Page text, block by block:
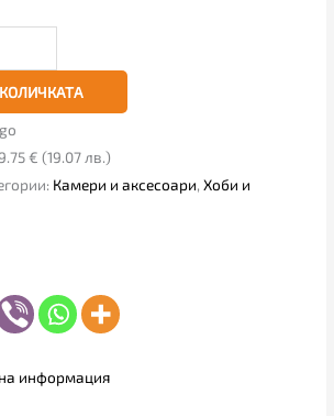
€ (19.07 лв.)
Камери и аксесоари,Хоби и
информация